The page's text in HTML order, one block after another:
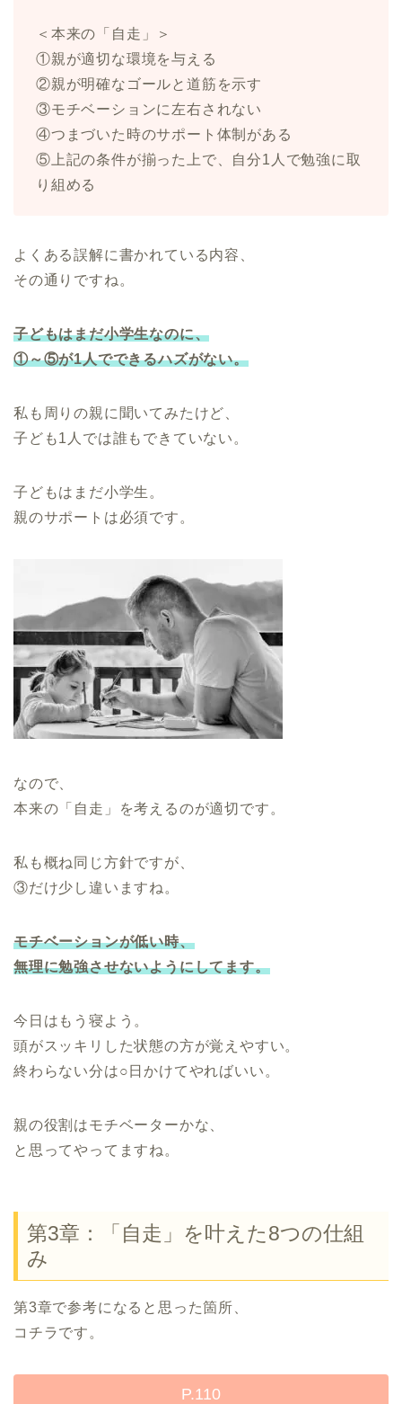
＜本来の「自走」＞
①親が適切な環境を与える
②親が明確なゴールと道筋を示す
③モチベーションに左右されない
④つまづいた時のサポート体制がある
⑤上記の条件が揃った上で、自分1人で勉強に取
り組める
よくある誤解に書かれている内容、
その通りですね。
子どもはまだ小学生なのに、
①～⑤が1人でできるハズがない。
私も周りの親に聞いてみたけど、
子ども1人では誰もできていない。
子どもはまだ小学生。
親のサポートは必須です。
なので、
本来の「自走」を考えるのが適切です。
私も概ね同じ方針ですが、
③だけ少し違いますね。
モチベーションが低い時、
無理に勉強させないようにしてます。
今日はもう寝よう。
頭がスッキリした状態の方が覚えやすい。
終わらない分は○日かけてやればいい。
親の役割はモチベーターかな、
と思ってやってますね。
第3章：「自走」を叶えた8つの仕組
み
第3章で参考になると思った箇所、
コチラです。
P.110